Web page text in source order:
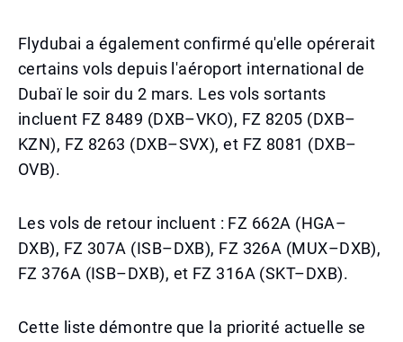
Flydubai a également confirmé qu'elle opérerait
certains vols depuis l'aéroport international de
Dubaï le soir du 2 mars. Les vols sortants
incluent FZ 8489 (DXB–VKO), FZ 8205 (DXB–
KZN), FZ 8263 (DXB–SVX), et FZ 8081 (DXB–
OVB).
Les vols de retour incluent : FZ 662A (HGA–
DXB), FZ 307A (ISB–DXB), FZ 326A (MUX–DXB),
FZ 376A (ISB–DXB), et FZ 316A (SKT–DXB).
Cette liste démontre que la priorité actuelle se